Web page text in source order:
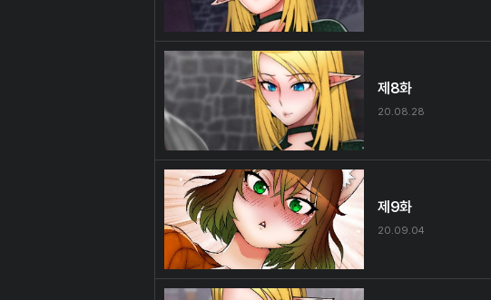
제8화
20.08.28
제9화
20.09.04